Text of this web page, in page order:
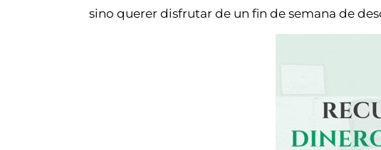
sino querer disfrutar de un fin de semana de